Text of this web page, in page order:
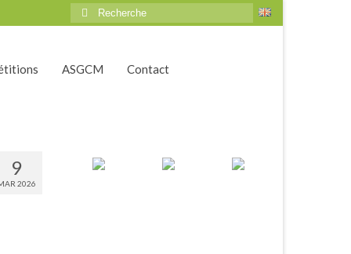
Rechercher
:
ASGCM Contact
9
2026